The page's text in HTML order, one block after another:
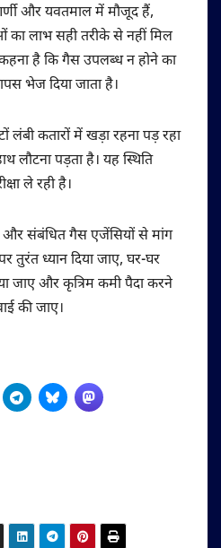
और यवतमाल में मौजूद हैं,
का लाभ सही तरीके से नहीं मिल
है कि गैस उपलब्ध न होने का
भेज दिया जाता है।
लंबी कतारों में खड़ा रहना पड़ रहा
लौटना पड़ता है। यह स्थिति
ले रही है।
और संबंधित गैस एजेंसियों से मांग
तुरंत ध्यान दिया जाए, घर-घर
जाए और कृत्रिम कमी पैदा करने
की जाए।